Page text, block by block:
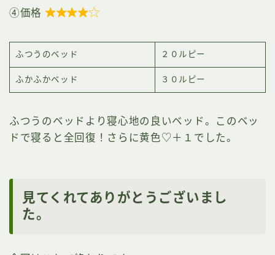
④価格 
ふつうのベッド ２０ルピー
ふかふかベッド ３０ルピー
ふつうのベッドより寝心地の良いベッド。このベッ
ドで寝ると全回復！さらに黄色♡＋１でした。
見てくれてありがとうございまし
た。